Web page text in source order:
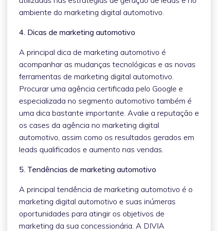
ambiente do marketing digital automotivo.
4. Dicas de marketing automotivo
A principal dica de marketing automotivo é
acompanhar as mudanças tecnológicas e as novas
ferramentas de marketing digital automotivo.
Procurar uma agência certificada pelo Google e
especializada no segmento automotivo também é
uma dica bastante importante. Avalie a reputação e
os cases da agência no marketing digital
automotivo, assim como os resultados gerados em
leads qualificados e aumento nas vendas.
5. Tendências de marketing automotivo
A principal tendência de marketing automotivo é o
marketing digital automotivo e suas inúmeras
oportunidades para atingir os objetivos de
marketing da sua concessionária. A DIVIA